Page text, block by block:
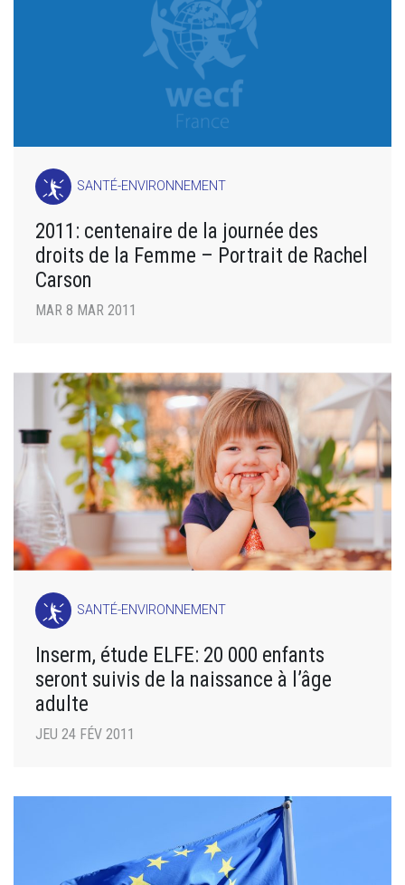
SANTÉ-ENVIRONNEMENT
2011: centenaire de la journée des
droits de la Femme – Portrait de Rachel
Carson
MAR 8 MAR 2011
SANTÉ-ENVIRONNEMENT
Inserm, étude ELFE: 20 000 enfants
seront suivis de la naissance à l’âge
adulte
JEU 24 FÉV 2011